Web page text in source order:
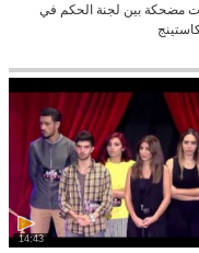
مضحكة بين لجنة الحكم في
14:43